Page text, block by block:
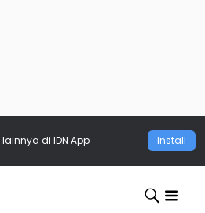
lainnya di IDN App Install